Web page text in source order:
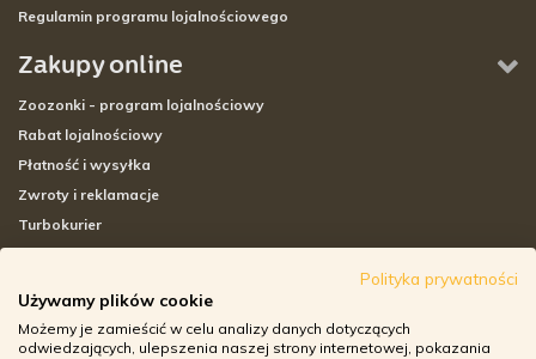
Regulamin programu lojalnościowego
Zakupy online
Zoozonki - program lojalnościowy
Rabat lojalnościowy
Płatność i wysyłka
Zwroty i reklamacje
Turbokurier
Adresy sklepów stacjonarnych
Godziny otwarcia sklepów
Polityka prywatności
Używamy plików cookie
Możemy je zamieścić w celu analizy danych dotyczących
odwiedzających, ulepszenia naszej strony internetowej, pokazania